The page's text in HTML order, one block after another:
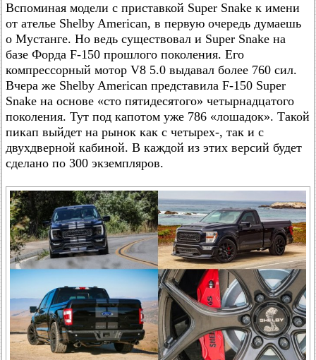
Вспоминая модели с приставкой Super Snake к имени
от ателье Shelby American, в первую очередь думаешь
о Мустанге. Но ведь существовал и Super Snake на
базе Форда F-150 прошлого поколения. Его
компрессорный мотор V8 5.0 выдавал более 760 сил.
Вчера же Shelby American представила F-150 Super
Snake на основе «сто пятидесятого» четырнадцатого
поколения. Тут под капотом уже 786 «лошадок». Такой
пикап выйдет на рынок как с четырех-, так и с
двухдверной кабиной. В каждой из этих версий будет
сделано по 300 экземпляров.